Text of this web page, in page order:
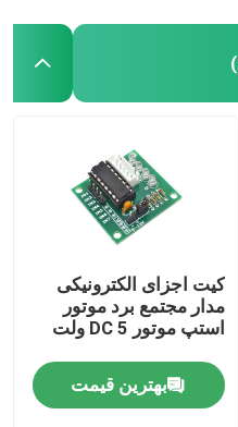
کیت اجزای الکترونیکی
مدار مجتمع برد موتور
استپ موتور DC 5 ولت
بهترین قیمت